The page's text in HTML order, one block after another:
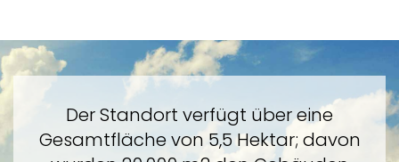
Der Standort verfügt über eine
Gesamtfläche von 5,5 Hektar; davon